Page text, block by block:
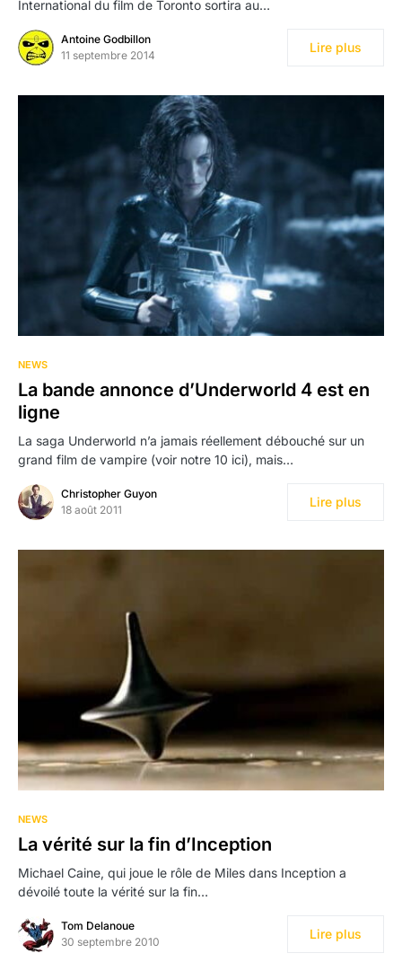
International du film de Toronto sortira au…
Antoine Godbillon
11 septembre 2014
Lire plus
NEWS
La bande annonce d’Underworld 4 est en
ligne
La saga Underworld n’a jamais réellement débouché sur un
grand film de vampire (voir notre 10 ici), mais…
Christopher Guyon
18 août 2011
Lire plus
NEWS
La vérité sur la fin d’Inception
Michael Caine, qui joue le rôle de Miles dans Inception a
dévoilé toute la vérité sur la fin…
Tom Delanoue
30 septembre 2010
Lire plus